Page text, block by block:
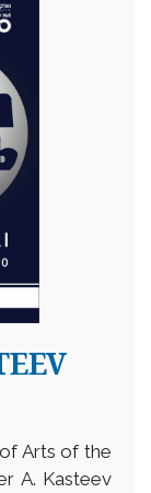
Arts of the
A. Kasteev